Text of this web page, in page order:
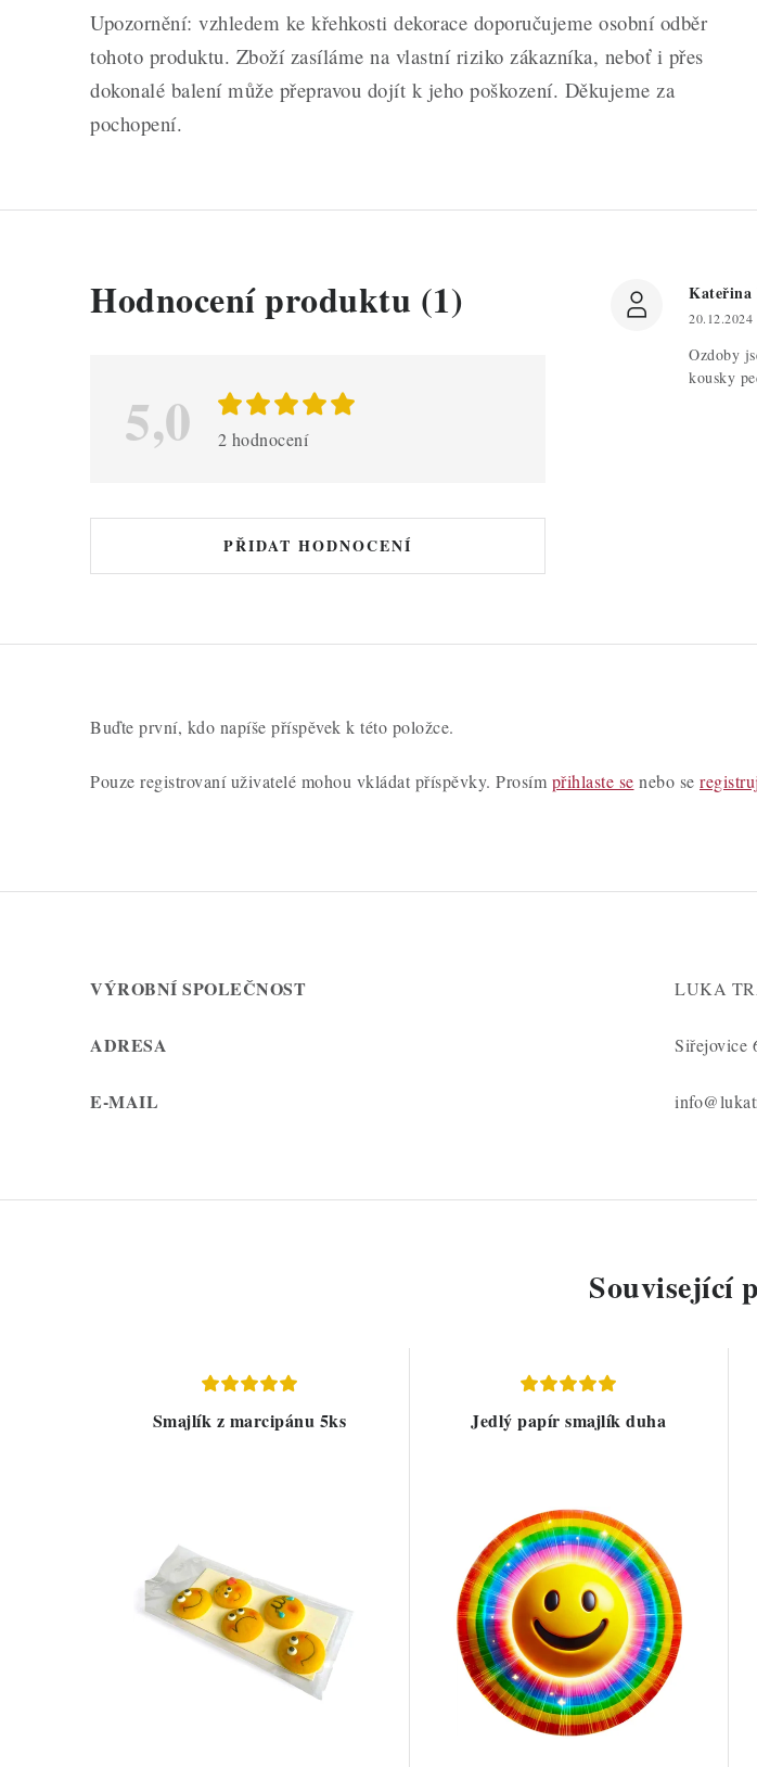
Upozornění: vzhledem ke křehkosti dekorace doporučujeme osobní odběr
tohoto produktu. Zboží zasíláme na vlastní riziko zákazníka, neboť i přes
dokonalé balení může přepravou dojít k jeho poškození. Děkujeme za
pochopení.
Hodnocení produktu (1)
5,0 2 hodnocení
PŘIDAT HODNOCENÍ
V
o
n
c
n
Kateřina
20.12.2024
Ozdoby
kousky
Buďte první, kdo napíše příspěvek k této položce.
Pouze registrovaní uživatelé mohou vkládat příspěvky. Prosím přihlaste se nebo se
VÝROBNÍ SPOLEČNOST LUKA
ADRESA Siřejovice
E-MAIL
Související
Smajlík z marcipánu 5ks Jedlý papír smajlík duha